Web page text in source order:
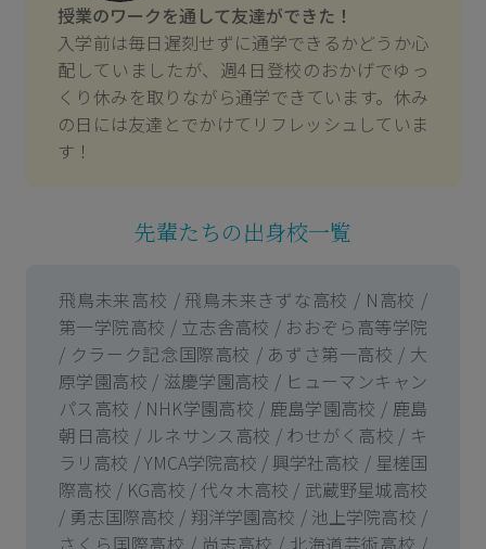
授業のワークを通して友達ができた！
入学前は毎日遅刻せずに通学できるかどうか心
配していましたが、週4日登校のおかげでゆっ
くり休みを取りながら通学できています。休み
の日には友達とでかけてリフレッシュしていま
す！
先輩たちの出身校一覧
飛鳥未来高校 / 飛鳥未来きずな高校 / N高校 /
第一学院高校 / 立志舎高校 / おおぞら高等学院
/ クラーク記念国際高校 / あずさ第一高校 / 大
原学園高校 / 滋慶学園高校 / ヒューマンキャン
パス高校 / NHK学園高校 / 鹿島学園高校 / 鹿島
朝日高校 / ルネサンス高校 / わせがく高校 / キ
ラリ高校 / YMCA学院高校 / 興学社高校 / 星槎国
際高校 / KG高校 / 代々木高校 / 武蔵野星城高校
/ 勇志国際高校 / 翔洋学園高校 / 池上学院高校 /
さくら国際高校 / 尚志高校 / 北海道芸術高校 /